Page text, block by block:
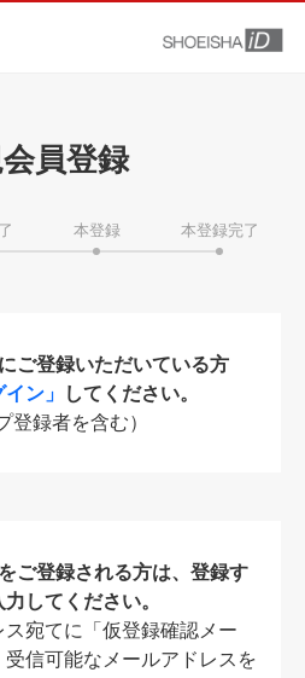
員登録
本登録 本登録完了
ご登録いただいている方
イン」 してください。
登録者を含む）
ご登録される方は、登録す
してください。
宛てに「仮登録確認メー
信可能なメールアドレスを